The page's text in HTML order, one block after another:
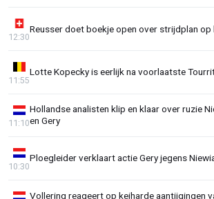
Reusser doet boekje open over strijdplan op
12:30
Lotte Kopecky is eerlijk na voorlaatste
11:55
Hollandse analisten klip en klaar over ruzie
en Gery
11:10
Ploegleider verklaart actie Gery jegens
10:30
Vollering reageert op keiharde aantijgingen